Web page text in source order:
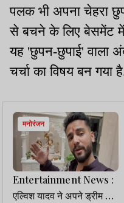
पलक भी अपना चेहरा
से बचने के लिए बेसमेंट में
यह 'छुपन-छुपाई' वाला
चर्चा का विषय बन गया
मनोरंजन
Entertainment News :
एल्विश यादव ने अपने ड्रीम होम